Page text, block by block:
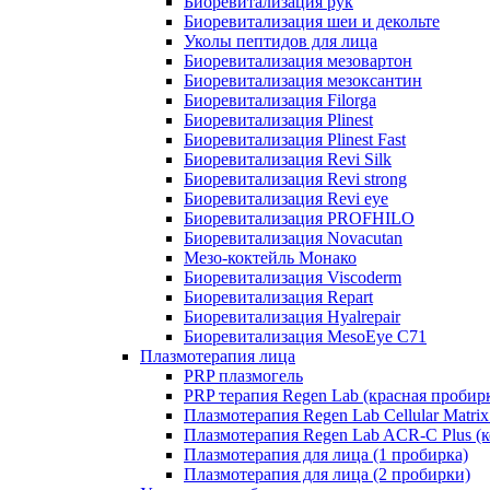
Биоревитализация шеи и декольте
Уколы пептидов для лица
Биоревитализация мезовартон
Биоревитализация мезоксантин
Биоревитализация Filorga
Биоревитализация Plinest
Биоревитализация Plinest Fast
Биоревитализация Revi Silk
Биоревитализация Revi strong
Биоревитализация Revi eye
Биоревитализация PROFHILO
Биоревитализация Novacutan
Мезо-коктейль Монако
Биоревитализация Viscoderm
Биоревитализация Repart
Биоревитализация Hyalrepair
Биоревитализация MesoEye C71
Плазмотерапия лица
PRP плазмогель
PRP терапия Regen Lab (красная
Плазмотерапия Regen Lab Cellular
Плазмотерапия Regen Lab ACR-C Plus
Плазмотерапия для лица (1 пробирка)
Плазмотерапия для лица (2 пробирки)